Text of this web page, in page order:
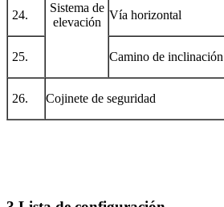
Sistema de
elevación
24. Vía horizontal
25. Camino de inclinación
26. Cojinete de seguridad